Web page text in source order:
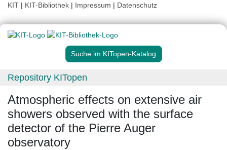
KIT | KIT-Bibliothek | Impressum | Datenschutz
Suche im KITopen-Katalog
Repository KITopen
Atmospheric effects on extensive air
showers observed with the surface
detector of the Pierre Auger
observatory